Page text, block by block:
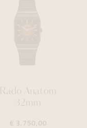
Rado Anatom
32mm
€ 3.750,00